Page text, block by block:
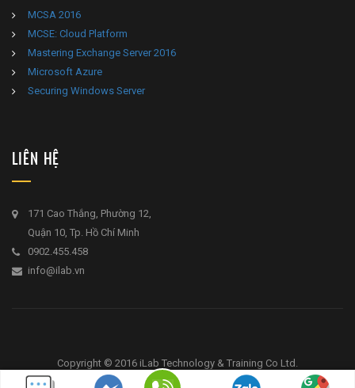
MCSA 2016
MCSE: Cloud Platform
Mastering Exchange Server 2016
Microsoft Azure
Securing Windows Server
LIÊN HỆ
171 Cao Thắng, Phường 12,
Quận 10, Tp. Hồ Chí Minh
0902.455.458
info@ilab.vn
Copyright © 2016 iLab Technology & Training Co Ltd.